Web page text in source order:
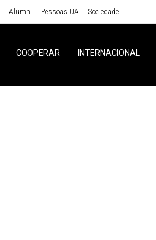
Alumni Pessoas UA Sociedade
COOPERAR INTERNACIONAL